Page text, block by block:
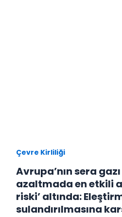
Çevre Kirliliği
Avrupa’nın sera
azaltmada en etkili
riski’ altında:
sulandırılmasına